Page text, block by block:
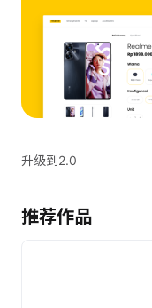
升级到2.0
推荐作品